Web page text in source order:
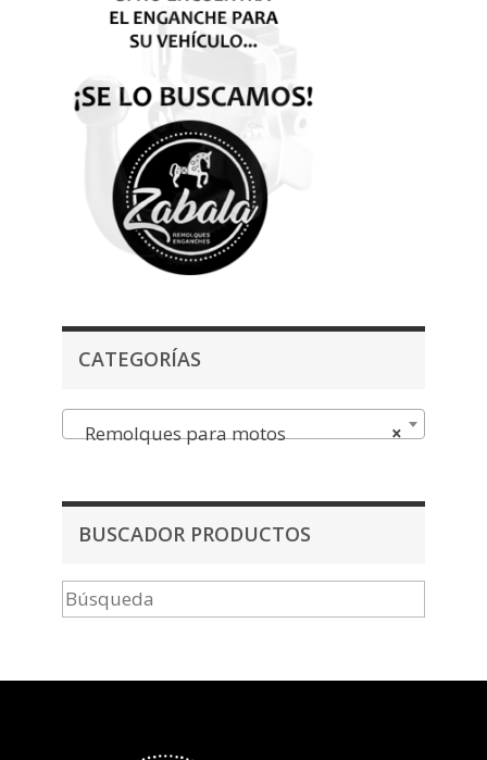
CATEGORÍAS
×
Remolques para motos
BUSCADOR PRODUCTOS